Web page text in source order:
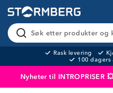
Søk etter produkter og
Rask levering
100 dagers
Nyheter til INTROPRISER